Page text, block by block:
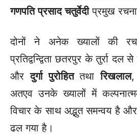
गणपति प्रसाद चतुर्वेदीप्रमुख
दोनों ने अनेक ख्यालों की
प्रतिद्वन्द्विता छतरपुर के तुर्रा दल से
औरदुर्गा पुरोहिततथारिखलाल,
अतएव उनके ख्यालों में
विचार के साथ अद्भुत समन्वय है
ढल गया है।